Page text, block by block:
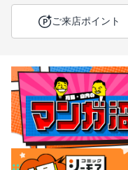
ご来店ポイント